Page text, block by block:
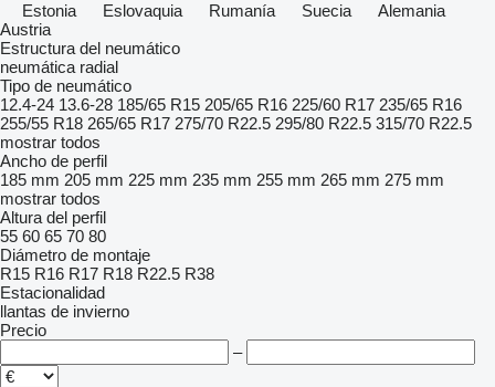
Estonia
Eslovaquia Rumanía Suecia
Alemania
Austria
Estructura del neumático
neumática radial
Tipo de neumático
12.4-24 13.6-28 185/65 R15 205/65 R16 225/60 R17 235/65 R16
255/55 R18 265/65 R17 275/70 R22.5 295/80 R22.5 315/70 R22.5
mostrar todos
Ancho de perfil
185 mm 205 mm 225 mm 235 mm 255 mm 265 mm 275 mm
mostrar todos
Altura del perfil
55 60 65 70 80
Diámetro de montaje
R15 R16 R17 R18 R22.5 R38
Estacionalidad
llantas de invierno
Precio
–